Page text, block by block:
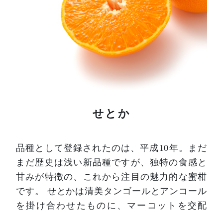
せとか
品種として登録されたのは、平成10年。まだ
まだ歴史は浅い新品種ですが、独特の食感と
甘みが特徴の、これから注目の魅力的な蜜柑
です。
せとかは清美タンゴールとアンコール
を掛け合わせたものに、マーコットを交配